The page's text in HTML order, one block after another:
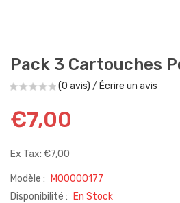
Pack 3 Cartouches
(0 avis) / Écrire un avis
€7,00
Ex Tax: €7,00
Modèle :
M00000177
Disponibilité :
En Stock